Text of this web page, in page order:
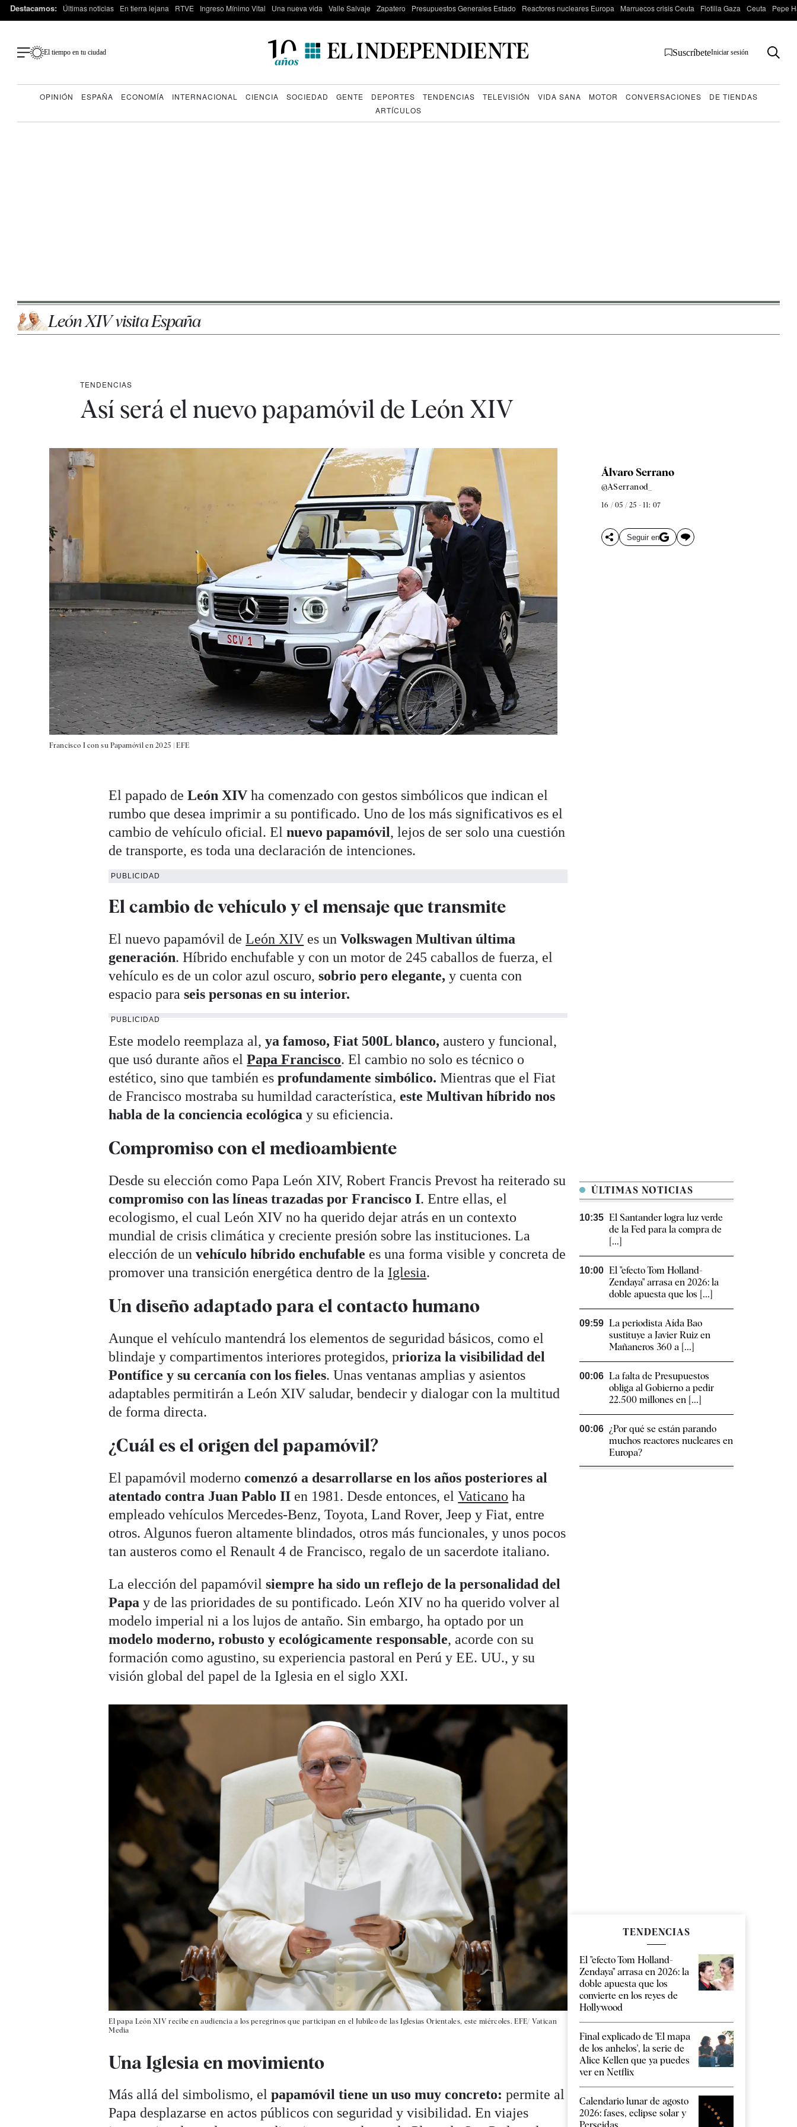
Destacamos: Últimas noticias En tierra lejana RTVE Ingreso Mínimo Vital Una nueva vida Valle Salvaje Zapatero Presupuestos Generales Estado Reactores nucleares Europa Marruecos crisis Ceuta Flotilla Gaza Ceuta Pepe
El tiempo en tu ciudad SuscríbeteIniciar sesión
OPINIÓN ESPAÑA ECONOMÍA INTERNACIONAL CIENCIA SOCIEDAD GENTE DEPORTES TENDENCIAS TELEVISIÓN VIDA SANA MOTOR CONVERSACIONES
DE TIENDAS
ARTÍCULOS
León XIV visita España
TENDENCIAS
Así será el nuevo papamóvil de León XIV
Francisco I con su Papamóvil en 2025 |EFE
Álvaro Serrano
@ASerranod_
16 / 05 / 25 - 11: 07
Seguir en
El papado de León XIV ha comenzado con gestos simbólicos que indican el
rumbo que desea imprimir a su pontificado. Uno de los más significativos es el
cambio de vehículo oficial. Elnuevo papamóvil, lejos de ser solo una cuestión
de transporte, es toda una declaración de intenciones.
PUBLICIDAD
El cambio de vehículo y el mensaje que transmite
El nuevo papamóvil deLeón XIV es unVolkswagen Multivan última
generación. Híbrido enchufable y con un motor de 245 caballos de fuerza, el
vehículo es de un color azul oscuro,sobrio pero elegante,y cuenta con
espacio paraseis personas en su interior.
PUBLICIDAD
Este modelo reemplaza al,ya famoso, Fiat 500L blanco, austero y funcional,
que usó durante años elPapa Francisco. El cambio no solo es técnico o
estético, sino que también es profundamente simbólico.Mientras que el Fiat
de Francisco mostraba su humildad característica,este Multivan híbrido nos
habla de la conciencia ecológica y su eficiencia.
Compromiso con el medioambiente
Desde su elección como Papa León XIV, Robert Francis Prevost ha reiterado su
compromiso con las líneas trazadas por Francisco I. Entre ellas, el
ecologismo, el cual León XIV no ha querido dejar atrás en un contexto
mundial de crisis climática y creciente presión sobre las instituciones. La
elección de unvehículo híbrido enchufable es una forma visible y concreta de
promover una transición energética dentro de la Iglesia.
Un diseño adaptado para el contacto humano
Aunque el vehículo mantendrá los elementos de seguridad básicos, como el
blindaje y compartimentos interiores protegidos, prioriza la visibilidad del
Pontífice y su cercanía con los fieles. Unas ventanas amplias y asientos
adaptables permitirán a León XIV saludar, bendecir y dialogar con la multitud
de forma directa.
¿Cuál es el origen del papamóvil?
El papamóvil moderno comenzó a desarrollarse en los años posteriores al
atentado contra Juan Pablo II en 1981. Desde entonces, elVaticano ha
empleado vehículos Mercedes-Benz, Toyota, Land Rover, Jeep y Fiat, entre
otros. Algunos fueron altamente blindados, otros más funcionales, y unos pocos
tan austeros como el Renault 4 de Francisco, regalo de un sacerdote italiano.
La elección del papamóvilsiempre ha sido un reflejo de la personalidad del
Papa y de las prioridades de su pontificado. León XIV no ha querido volver al
modelo imperial ni a los lujos de antaño. Sin embargo, ha optado por un
modelo moderno, robusto y ecológicamente responsable, acorde con su
formación como agustino, su experiencia pastoral en Perú y EE. UU., y su
visión global del papel de la Iglesia en el siglo XXI.
El papa León XIV recibe en audiencia a los peregrinos que participan en el Jubileo de las Iglesias Orientales, este miércoles. EFE/ Vatican
Media
Una Iglesia en movimiento
Más allá del simbolismo, elpapamóvil tiene un uso muy concreto: permite al
Papa desplazarse en actos públicos con seguridad y visibilidad. En viajes
ÚLTIMAS NOTICIAS
10:35 El Santander logra luz verde
de la Fed para la compra de
[...]
10:00 El "efecto Tom Holland-
Zendaya" arrasa en 2026: la
doble apuesta que los [...]
09:59 La periodista Aída Bao
sustituye a Javier Ruiz en
Mañaneros 360 a [...]
00:06 La falta de Presupuestos
obliga al Gobierno a pedir
22.500 millones en [...]
00:06 ¿Por qué se están parando
muchos reactores nucleares en
Europa?
TENDENCIAS
El "efecto Tom Holland-
Zendaya" arrasa en 2026: la
doble apuesta que los
convierte en los reyes de
Hollywood
Final explicado de 'El mapa
de los anhelos', la serie de
Alice Kellen que ya puedes
ver en Netflix
Calendario lunar de agosto
2026: fases, eclipse solar y
Perseidas